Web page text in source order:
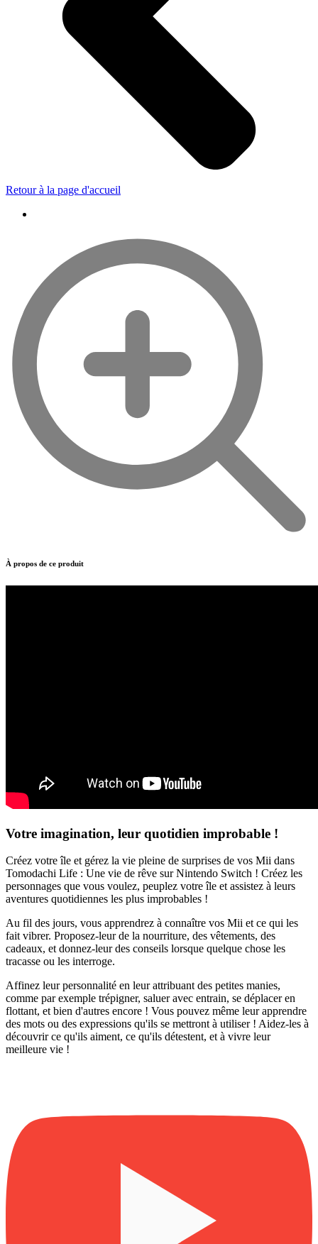
Retour à la page d'accueil
À propos de ce produit
Votre imagination, leur quotidien improbable !
Créez votre île et gérez la vie pleine de surprises de vos Mii dans
Tomodachi Life : Une vie de rêve sur Nintendo Switch ! Créez les
personnages que vous voulez, peuplez votre île et assistez à leurs
aventures quotidiennes les plus improbables !
Au fil des jours, vous apprendrez à connaître vos Mii et ce qui les
fait vibrer. Proposez-leur de la nourriture, des vêtements, des
cadeaux, et donnez-leur des conseils lorsque quelque chose les
tracasse ou les interroge.
Affinez leur personnalité en leur attribuant des petites manies,
comme par exemple trépigner, saluer avec entrain, se déplacer en
flottant, et bien d'autres encore ! Vous pouvez même leur apprendre
des mots ou des expressions qu'ils se mettront à utiliser ! Aidez-les à
découvrir ce qu'ils aiment, ce qu'ils détestent, et à vivre leur
meilleure vie !